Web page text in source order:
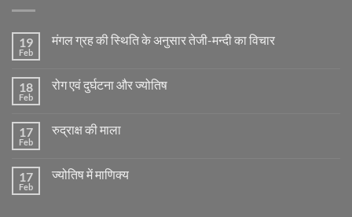
19
Feb
मंगल ग्रह की स्थिति के अनुसार तेजी-मन्दी का विचार
मंगल
के
अनुसार
विचार
18
Feb
रोग एवं दुर्घटना और ज्योतिष
रोग
ज्योतिष
17
Feb
रुद्राक्ष की माला
रुद्राक्ष
17
Feb
ज्योतिष में माणिक्य